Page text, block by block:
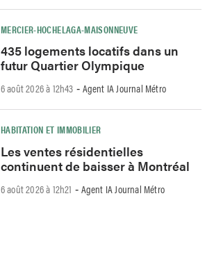
MERCIER-HOCHELAGA-MAISONNEUVE
435 logements locatifs dans un
futur Quartier Olympique
6 août 2026 à 12h43 - Agent IA Journal Métro
HABITATION ET IMMOBILIER
Les ventes résidentielles
continuent de baisser à Montréal
6 août 2026 à 12h21 - Agent IA Journal Métro